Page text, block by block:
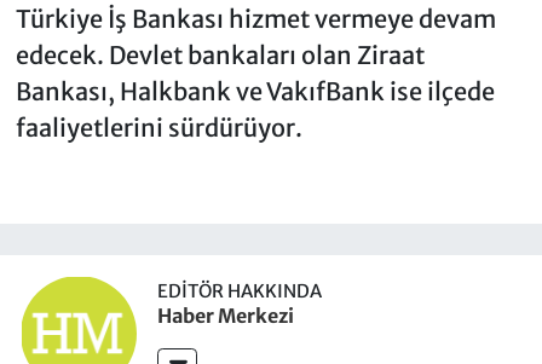
Türkiye İş Bankası hizmet vermeye devam
edecek. Devlet bankaları olan Ziraat
Bankası, Halkbank ve VakıfBank ise ilçede
faaliyetlerini sürdürüyor.
EDITÖR HAKKINDA
Haber Merkezi